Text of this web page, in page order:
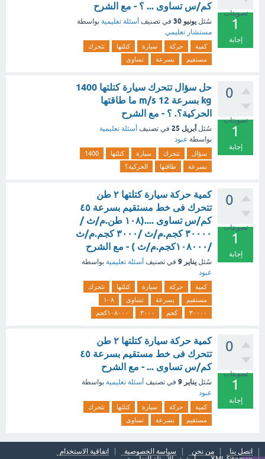
تصويتات
1
إجابة
كم/س تساوى ... ؟ - مع الشرح
سُئل يونيو 30 في تصنيف أسئلة تعليمية بواسطة
مستشار تعليمي
كمية حركة سيارة كتلتها
تتحرك
مستقيم
بسرعة تساوى
0
تصويتات
1
إجابة
حل سؤال تتحرك سيارة كتلتها 1400
kg بسرعة 12 m/s ما طاقتها
الحركية؟. ؟ - مع الشرح
سُئل أبريل 25 في تصنيف أسئلة تعليمية
بواسطة عبود
سؤال تتحرك سيارة كتلتها
1400
بسرعة
طاقتها الحركية؟
0
تصويتات
1
إجابة
كمية حركة سيارة كتلتها ٢ طن
تتحرك فى خط مستقيم بسرعة ٤٥
كم/س تساوى ....(١٠٨ طن.م/ث /
٣٠٠٠٠ كجم.م/ث /٣٠٠٠ كجم.م/ث
/١٠٨٠٠٠كجم.م/ث ) - مع الشرح
سُئل يناير 9 في تصنيف أسئلة تعليمية بواسطة
عبود
كمية حركة سيارة كتلتها
تتحرك
مستقيم
بسرعة تساوى
١٠٨
٣٠٠٠٠
كجم ٣٠٠٠ ١٠٨٠٠٠كجم
0
تصويتات
1
إجابة
كمية حركة سيارة كتلتها ٢ طن
تتحرك فى خط مستقيم بسرعة ٤٥
كم/س تساوى ... - مع الشرح
سُئل يناير 9 في تصنيف أسئلة تعليمية بواسطة
عبود
كمية حركة سيارة كتلتها
تتحرك
مستقيم
بسرعة تساوى
اتصل بنا من نحن سياسة الخصوصية
اتفاقية الاستخدام